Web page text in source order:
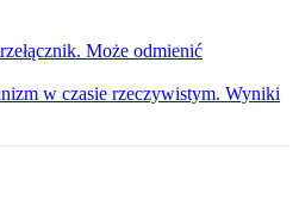
Może odmienić
w czasie rzeczywistym. Wyniki